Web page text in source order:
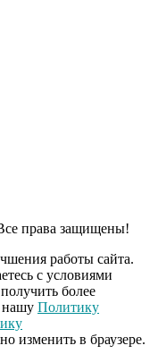
права защищены!
работы сайта.
с условиями
более
нашу Политику
изменить в браузере.